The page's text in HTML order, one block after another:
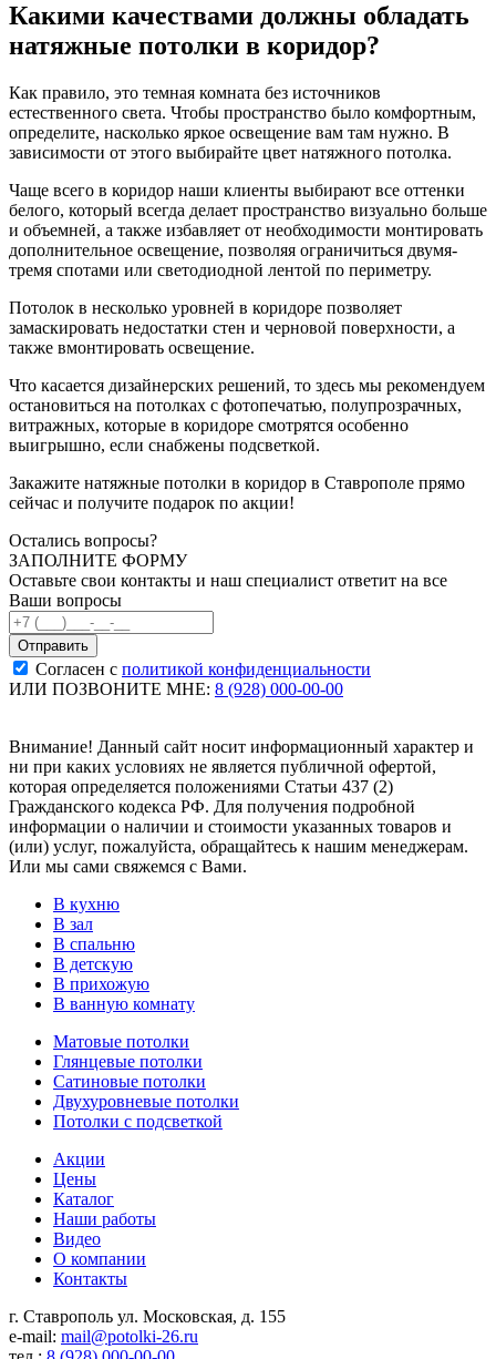
Какими качествами должны обладать
натяжные потолки в коридор?
Как правило, это темная комната без источников
естественного света. Чтобы пространство было комфортным,
определите, насколько яркое освещение вам там нужно. В
зависимости от этого выбирайте цвет натяжного потолка.
Чаще всего в коридор наши клиенты выбирают все оттенки
белого, который всегда делает пространство визуально больше
и объемней, а также избавляет от необходимости монтировать
дополнительное освещение, позволяя ограничиться двумя-
тремя спотами или светодиодной лентой по периметру.
Потолок в несколько уровней в коридоре позволяет
замаскировать недостатки стен и черновой поверхности, а
также вмонтировать освещение.
Что касается дизайнерских решений, то здесь мы рекомендуем
остановиться на потолках с фотопечатью, полупрозрачных,
витражных, которые в коридоре смотрятся особенно
выигрышно, если снабжены подсветкой.
Закажите натяжные потолки в коридор в Ставрополе прямо
сейчас и получите подарок по акции!
Остались вопросы?
ЗАПОЛНИТЕ ФОРМУ
Оставьте свои контакты и наш специалист ответит на все
Ваши вопросы
Согласен с политикой конфиденциальности
ИЛИ ПОЗВОНИТЕ МНЕ: 8 (928) 000-00-00
Внимание! Данный сайт носит информационный характер и
ни при каких условиях не является публичной офертой,
которая определяется положениями Статьи 437 (2)
Гражданского кодекса РФ. Для получения подробной
информации о наличии и стоимости указанных товаров и
(или) услуг, пожалуйста, обращайтесь к нашим менеджерам.
Или мы сами свяжемся с Вами.
В кухню
В зал
В спальню
В детскую
В прихожую
В ванную комнату
Матовые потолки
Глянцевые потолки
Сатиновые потолки
Двухуровневые потолки
Потолки с подсветкой
Акции
Цены
Каталог
Наши работы
Видео
О компании
Контакты
г. Ставрополь ул. Московская, д. 155
e-mail: mail@potolki-26.ru